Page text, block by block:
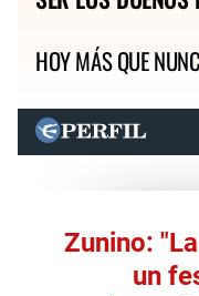
HOY MÁS QUE
Zunino:
un